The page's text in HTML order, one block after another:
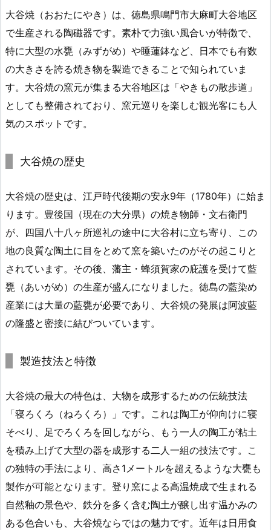
大谷焼（おおたにやき）は、徳島県鳴門市大麻町大谷地区
で生産される陶磁器です。素朴で力強い風合いが特徴で、
特に大型の水甕（みずがめ）や睡蓮鉢など、日本でも有数
の大きさを誇る焼き物を製造できることで知られていま
す。大谷焼の窯元が集まる大谷地区は「やきもの散歩道」
としても整備されており、窯元巡りを楽しむ観光客にも人
気のスポットです。
大谷焼の歴史
大谷焼の歴史は、江戸時代後期の安永9年（1780年）に始ま
ります。豊後国（現在の大分県）の焼き物師・文右衛門
が、四国八十八ヶ所巡礼の途中に大谷村に立ち寄り、この
地の良質な陶土に目をとめて窯を築いたのがその起こりと
されています。その後、藩主・蜂須賀家の庇護を受けて藍
甕（あいがめ）の生産が盛んになりました。徳島の藍染め
産業には大量の藍甕が必要であり、大谷焼の発展は阿波藍
の隆盛と密接に結びついています。
製造技法と特徴
大谷焼の最大の特色は、大物を成形するための伝統技法
「寝ろくろ（ねろくろ）」です。これは陶工が仰向けに寝
そべり、足でろくろを回しながら、もう一人の陶工が粘土
を積み上げて大型の器を成形する二人一組の技法です。こ
の独特の手法により、高さ1メートルを超えるような大甕も
製作が可能となります。登り窯による高温焼成で生まれる
自然釉の景色や、鉄分を多く含む陶土が醸し出す温かみの
ある色合いも、大谷焼ならではの魅力です。近年は日用食